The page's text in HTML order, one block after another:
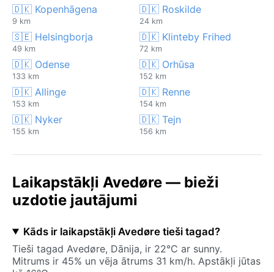
🇩🇰 Kopenhāgena
9 km
🇩🇰 Roskilde
24 km
🇸🇪 Helsingborja
49 km
🇩🇰 Klinteby Frihed
72 km
🇩🇰 Odense
133 km
🇩🇰 Orhūsa
152 km
🇩🇰 Allinge
153 km
🇩🇰 Renne
154 km
🇩🇰 Nyker
155 km
🇩🇰 Tejn
156 km
Laikapstākļi Avedøre — bieži
uzdotie jautājumi
Kāds ir laikapstākļi Avedøre tieši tagad?
Tieši tagad Avedøre, Dānija, ir 22°C ar sunny.
Mitrums ir 45% un vēja ātrums 31 km/h. Apstākļi jūtas